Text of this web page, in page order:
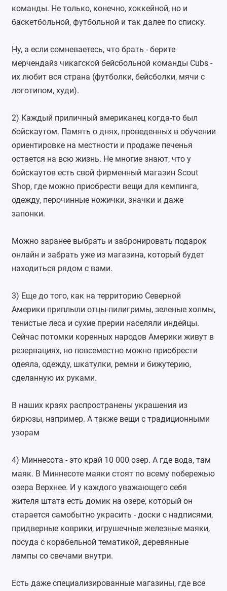
команды. Не только, конечно, хоккейной, но и
баскетбольной, футбольной и так далее по списку.
Ну, а если сомневаетесь, что брать - берите
мерчендайз чикагской бейсбольной команды Cubs -
их любит вся страна (футболки, бейсболки, мячи с
логотипом, худи).
2) Каждый приличный американец когда-то был
бойскаутом. Память о днях, проведенных в обучении
ориентировке на местности и продаже печенья
остается на всю жизнь. Не многие знают, что у
бойскаутов есть свой фирменный магазин Scout
Shop, где можно приобрести вещи для кемпинга,
одежду, перочинные ножички, значки и даже
запонки.
Можно заранее выбрать и забронировать подарок
онлайн и забрать уже из магазина, который будет
находиться рядом с вами.
3) Еще до того, как на территорию Северной
Америки приплыли отцы-пилигримы, зеленые холмы,
тенистые леса и сухие прерии населяли индейцы.
Сейчас потомки коренных народов Америки живут в
резервациях, но повсеместно можно приобрести
одеяла, одежду, шкатулки, ремни и бижутерию,
сделанную их руками.
В наших краях распространены украшения из
бирюзы, например. А также вещи с традиционными
узорам
4) Миннесота - это край 10 000 озер. А где вода, там
маяк. В Миннесоте маяки стоят по всему побережью
озера Верхнее. И у каждого уважающего себя
жителя штата есть домик на озере, который он
старается самобытно украсить - доски с надписями,
придверные коврики, игрушечные железные маяки,
посуда с корабельной тематикой, деревянные
лампы со свечами внутри.
Есть даже специализированные магазины, где все